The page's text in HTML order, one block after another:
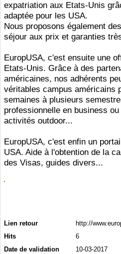
expatriation aux Etats-Unis
adaptée pour les USA.
Nous proposons également
séjour aux prix et garanties
EuropUSA, c'est ensuite une
Etats-Unis. Grâce à des
américaines, nos adhérents
véritables campus américains
semaines à plusieurs
professionnelle en business
activités outdoor...
EuropUSA, c'est enfin un
USA. Aide à l'obtention de la
des Visas, guides divers...
Lien retour
http://
Hits
6
Date de validation
10-03-2017